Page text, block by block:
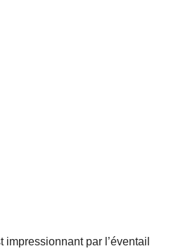
par l’éventail